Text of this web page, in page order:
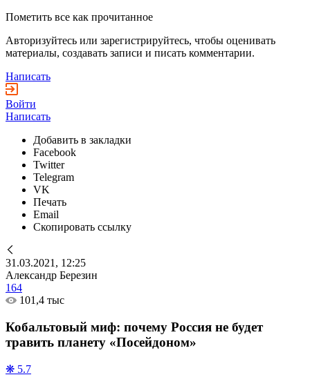
Пометить все как прочитанное
Авторизуйтесь или зарегистрируйтесь, чтобы оценивать
материалы, создавать записи и писать комментарии.
Написать
Войти
Написать
Добавить в закладки
Facebook
Twitter
Telegram
VK
Печать
Email
Скопировать ссылку
31.03.2021, 12:25
Александр Березин
164
101,4 тыс
Кобальтовый миф: почему Россия не будет
травить планету «Посейдоном»
❋ 5.7